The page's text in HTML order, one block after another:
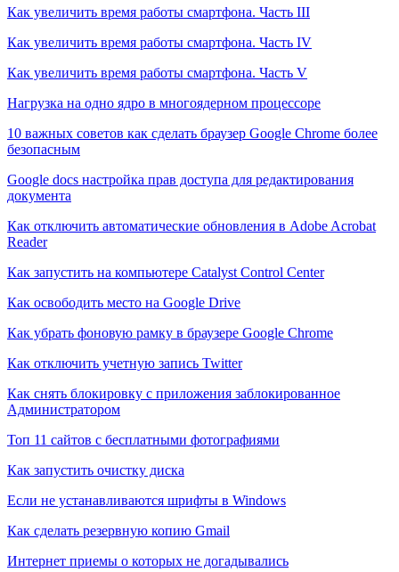
Как увеличить время работы смартфона. Часть III
Как увеличить время работы смартфона. Часть IV
Как увеличить время работы смартфона. Часть V
Нагрузка на одно ядро в многоядерном процессоре
10 важных советов как сделать браузер Google Chrome более
безопасным
Google docs настройка прав доступа для редактирования
документа
Как отключить автоматические обновления в Adobe Acrobat
Reader
Как запустить на компьютере Catalyst Control Center
Как освободить место на Google Drive
Как убрать фоновую рамку в браузере Google Chrome
Как отключить учетную запись Twitter
Как снять блокировку с приложения заблокированное
Администратором
Топ 11 сайтов с бесплатными фотографиями
Как запустить очистку диска
Если не устанавливаются шрифты в Windows
Как сделать резервную копию Gmail
Интернет приемы о которых не догадывались